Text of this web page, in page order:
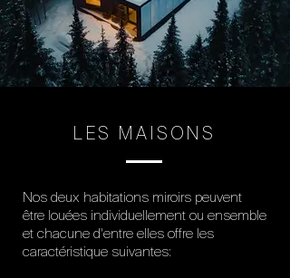
LES MAISONS
Nos deux habitations miroirs peuvent
être louées individuellement ou ensemble
et chacune d'entre elles offre les
caractéristique suivantes:​